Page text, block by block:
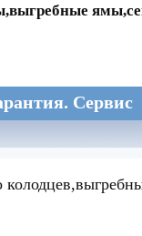
Сервис